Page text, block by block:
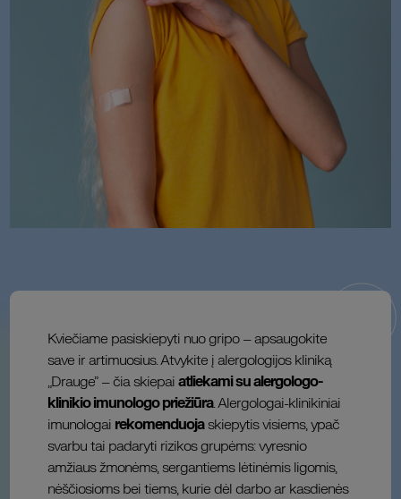
Kviečiame pasiskiepyti nuo gripo – apsaugokite
save ir artimuosius. Atvykite į alergologijos kliniką
„Drauge” – čia skiepaiatliekami su alergologo-
klinikio imunologo priežiūra. Alergologai-klinikiniai
imunologai rekomenduojaskiepytis visiems, ypač
svarbu tai padaryti rizikos grupėms: vyresnio
amžiaus žmonėms, sergantiems lėtinėmis ligomis,
nėščiosioms bei tiems, kurie dėl darbo ar kasdienės